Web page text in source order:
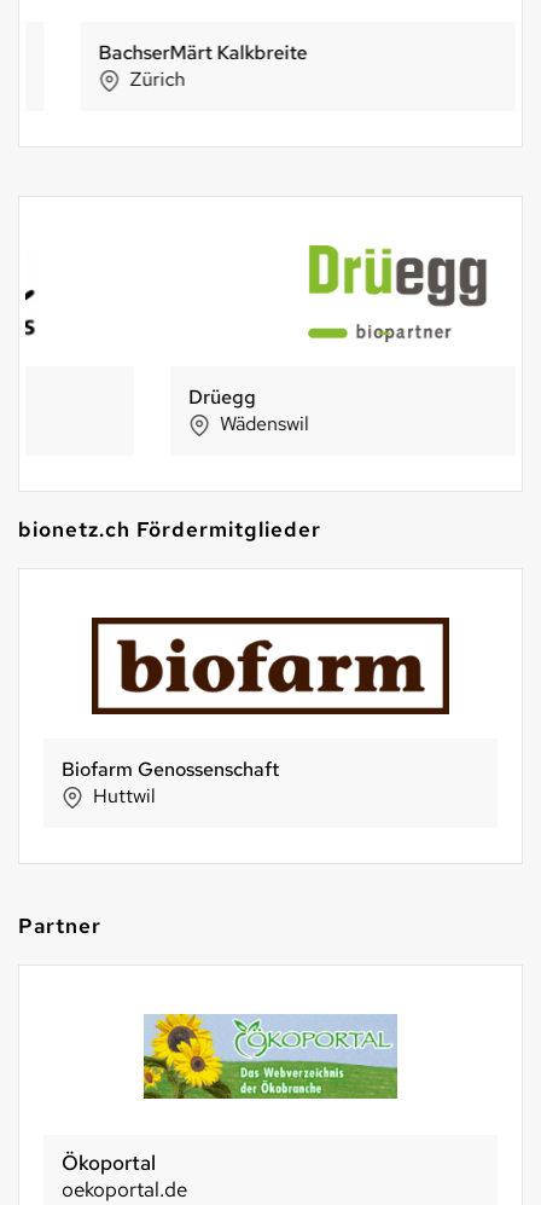
BachserMärt Kalkbreite
Zürich
bionetz.ch Fördermitglieder
BIO SUISSE
Basel
Partner
Ökoportal
oekoportal.de